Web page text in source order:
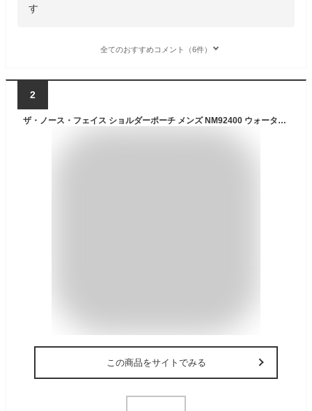
す
全てのおすすめコメント（6件）
2
ザ・ノース・フェイス ショルダーポーチ メンズ NM92400 ウォータープルーフショルダーポケット BAG ショルダーバッグ 防水 コンパクト アウトドア キャンプ レディース 黒 灰色 アパレル evid メール便送料無料 m-sg
この商品をサイトでみる